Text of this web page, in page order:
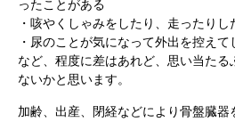
ったことがある
・咳やくしゃみをしたり、走ったり
・尿のことが気になって外出を控えて
など、程度に差はあれど、思い当た
ないかと思います。
加齢、出産、閉経などにより骨盤臓